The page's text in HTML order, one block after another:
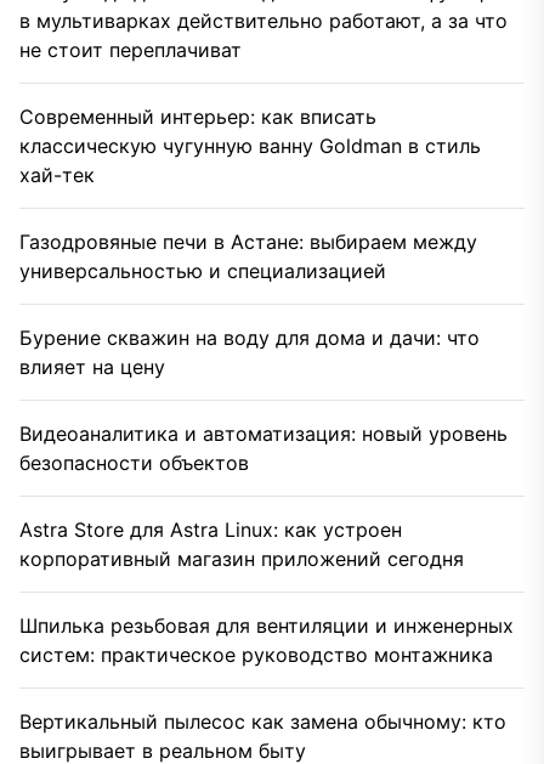
в мультиварках действительно работают, а за что
не стоит переплачиват
Современный интерьер: как вписать
классическую чугунную ванну Goldman в стиль
хай-тек
Газодровяные печи в Астане: выбираем между
универсальностью и специализацией
Бурение скважин на воду для дома и дачи: что
влияет на цену
Видеоаналитика и автоматизация: новый уровень
безопасности объектов
Astra Store для Astra Linux: как устроен
корпоративный магазин приложений сегодня
Шпилька резьбовая для вентиляции и инженерных
систем: практическое руководство монтажника
Вертикальный пылесос как замена обычному: кто
выигрывает в реальном быту